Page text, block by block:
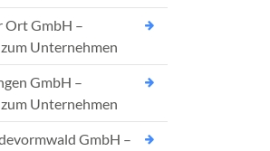
Ort GmbH –
Unternehmen
GmbH –
Unternehmen
GmbH –